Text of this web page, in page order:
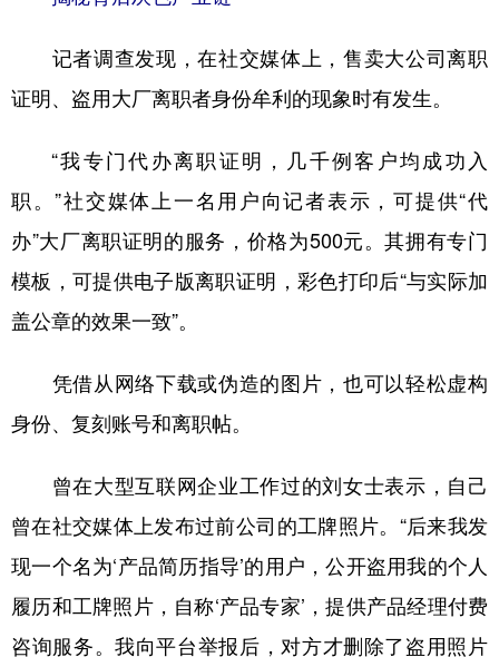
记者调查发现，在社交媒体上，售卖大公司离职
证明、盗用大厂离职者身份牟利的现象时有发生。
“我专门代办离职证明，几千例客户均成功入
职。”社交媒体上一名用户向记者表示，可提供“代
办”大厂离职证明的服务，价格为500元。其拥有专门
模板，可提供电子版离职证明，彩色打印后“与实际加
盖公章的效果一致”。
凭借从网络下载或伪造的图片，也可以轻松虚构
身份、复刻账号和离职帖。
曾在大型互联网企业工作过的刘女士表示，自己
曾在社交媒体上发布过前公司的工牌照片。“后来我发
现一个名为‘产品简历指导’的用户，公开盗用我的个人
履历和工牌照片，自称‘产品专家’，提供产品经理付费
咨询服务。我向平台举报后，对方才删除了盗用照片